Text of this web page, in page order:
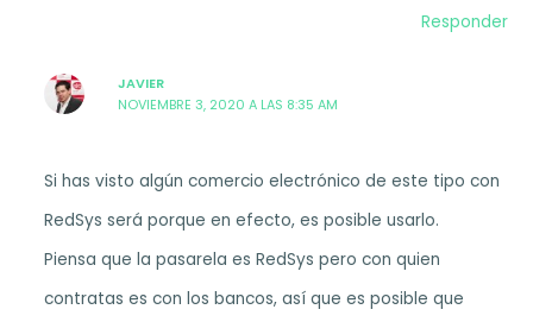
Responder
JAVIER
NOVIEMBRE 3, 2020 A LAS 8:35 AM
Si has visto algún comercio electrónico de este tipo con
RedSys será porque en efecto, es posible usarlo.
Piensa que la pasarela es RedSys pero con quien
contratas es con los bancos, así que es posible que